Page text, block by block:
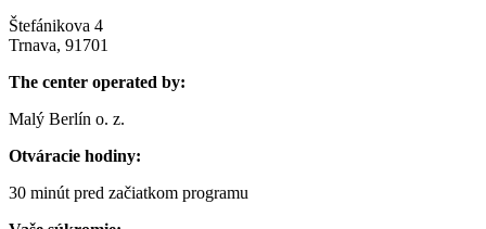
Štefánikova 4
Trnava, 91701
The center operated by:
Malý Berlín o. z.
Otváracie hodiny:
30 minút pred začiatkom programu